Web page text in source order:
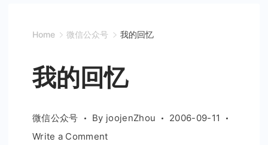
Home 微信公众号 我的回忆
我的回忆
微信公众号 By joojenZhou
2006-09-11
Write a Commenton